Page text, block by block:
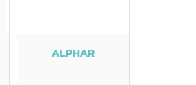
ALPHAR